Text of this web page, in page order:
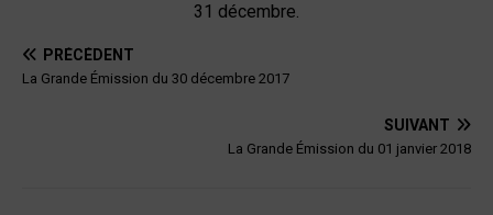
31 décembre.
PRÉCÉDENT
La Grande Émission du 30 décembre 2017
SUIVANT
La Grande Émission du 01 janvier 2018